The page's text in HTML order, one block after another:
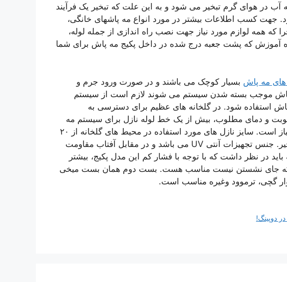
در هوای گرم تبخیر می شود و به این علت که تبخیر یک فرآیند
کسب اطلاعات بیشتر در مورد انواع مه پاشهای خانگی،
که همه لوازم مورد نیاز جهت نصب راه اندازی از جمله لوله،
آموزش که پشت جعبه درج شده در داخل پکیج مه پاش برای شما
های مه پاش بسیار کوچک می باشند و در صورت ورود جرم و
موجب بسته شدن سیستم می شوند لازم است از سیستم
استفاده شود. در گلخانه های عظیم برای دسترسی به
و دمای مطلوب، بیش از یک خط لوله نازل برای سیستم مه
باغی نیاز است. سایز نازل های مورد استفاده در محیط های گلخانه از ۲۰
میکرون تا ۷۰ میکرون می باشد. پاسخ: خیر. جنس تجهیزات آنتی UV می باشد و در مقابل آفتاب مقاومت
در نظر داشت که با توجه با فشار کم این مدل پکیج، بیشتر
که جای نشستن نیست مناسب هست. بست دوم همان بست میخی
گچی، ترموود وغیره مناسب است.
دوپینگ!